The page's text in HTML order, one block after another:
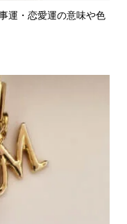
運・恋愛運の意味や色